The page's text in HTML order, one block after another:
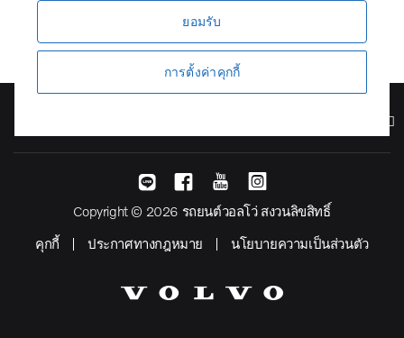
Copyright © 2026 รถยนต์วอลโว่ สงวนลิขสิทธิ์
คุกกี้
ประกาศทางกฎหมาย นโยบายความเป็นส่วนตัว
ยอมรับ
การตั้งค่าคุกกี้